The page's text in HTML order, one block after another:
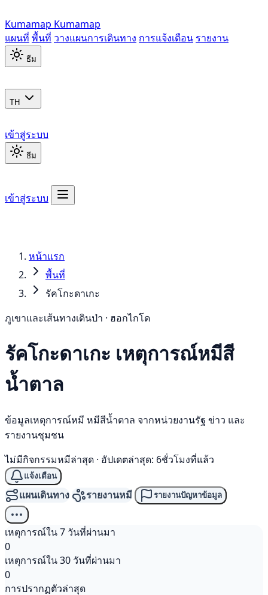
Kumamap Kumamap
แผนที่ พื้นที่ วางแผนการเดินทาง การแจ้งเตือน รายงาน
ธีม
TH
เข้าสู่ระบบ
ธีม
เข้าสู่ระบบ
หน้าแรก
พื้นที่
รัคโกะดาเกะ
ภูเขาและเส้นทางเดินป่า · ฮอกไกโด
รัคโกะดาเกะ เหตุการณ์หมีสี
น้ำตาล
ข้อมูลเหตุการณ์หมี หมีสีน้ำตาล จากหน่วยงานรัฐ ข่าว และ
รายงานชุมชน
ไม่มีกิจกรรมหมีล่าสุด · อัปเดตล่าสุด: 6ชั่วโมงที่แล้ว
แจ้งเตือน
แผนเดินทาง รายงานหมี รายงานปัญหาข้อมูล
เหตุการณ์ใน 7 วันที่ผ่านมา
0
เหตุการณ์ใน 30 วันที่ผ่านมา
0
การปรากฏตัวล่าสุด